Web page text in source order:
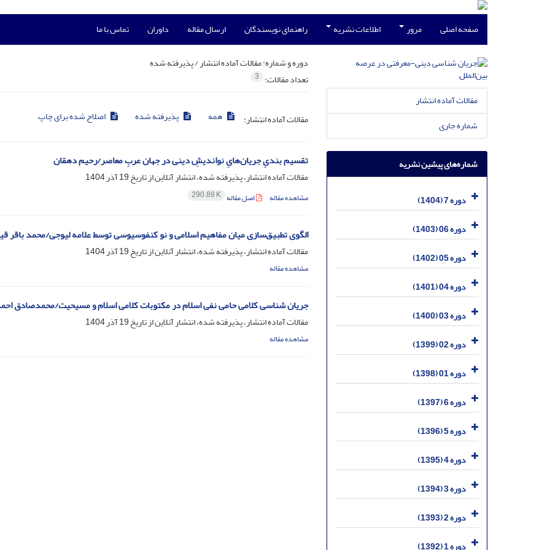
صفحه اصلی مرور اطلاعات نشریه راهنمای نویسندگان ارسال مقاله داوران تماس با ما
دوره و شماره:مقالات آماده انتشار / پذیرفته شده
تعداد مقالات: 3
مقالات آماده انتشار: همه پذیرفته شده اصلاح شده برای چاپ
تقسیم بندیِ جریان‌هایِ نواندیشِ دینی در جهان عربِ معاصر/رحیم دهقان
مقالات آماده انتشار، پذیرفته شده، انتشار آنلاین از تاریخ19 آذر 1404
مشاهده مقاله اصل مقاله 290.89 K
الگوی تطبیق‌سازی میان مفاهیم اسلامی و نو کنفوسیوسی توسط علامه لیوجی/محمد
مقالات آماده انتشار، پذیرفته شده، انتشار آنلاین از تاریخ19 آذر 1404
مشاهده مقاله
جریان شناسی کلامی حامی نفی اسلام در مکتوبات کلامی اسلام و مسیحیت/محمدصادق
مقالات آماده انتشار، پذیرفته شده، انتشار آنلاین از تاریخ19 آذر 1404
مشاهده مقاله
مقالات آماده انتشار
شماره جاری
شماره‌های پیشین نشریه
دوره 7 (1404)
دوره 06 (1403)
دوره 05 (1402)
دوره 04 (1401)
دوره 03 (1400)
دوره 02 (1399)
دوره 01 (1398)
دوره 6 (1397)
دوره 5 (1396)
دوره 4 (1395)
دوره 3 (1394)
دوره 2 (1393)
دوره 1 (1392)